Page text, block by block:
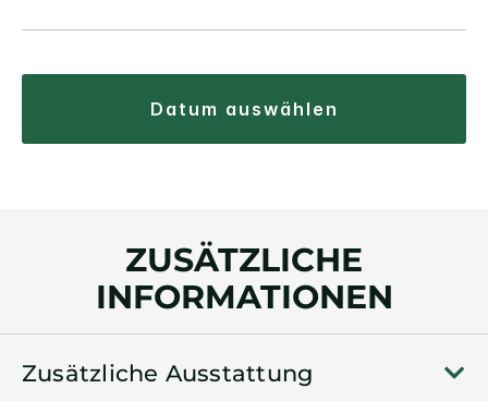
datum auswählen
ZUSÄTZLICHE
INFORMATIONEN
Zusätzliche Ausstattung